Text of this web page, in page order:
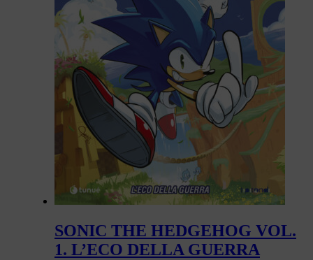
SONIC THE HEDGEHOG VOL.
1. L’ECO DELLA GUERRA